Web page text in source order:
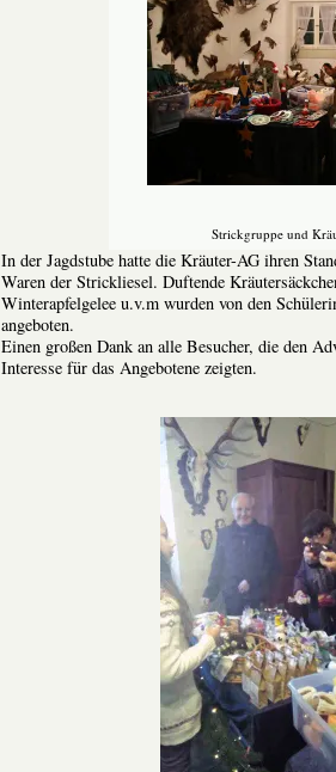
Strickgruppe und
In der Jagdstube hatte die Kräuter-AG ihren
Waren der Strickliesel. Duftende
Winterapfelgelee u.v.m wurden von den
angeboten.
Einen großen Dank an alle Besucher, die den
Interesse für das Angebotene zeigten.